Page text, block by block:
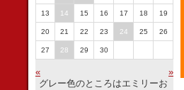
13 14 15 16 17 18 19
20 21 22 23 24 25 26
27 28 29 30
«
»
グレー色のところはエミリーお